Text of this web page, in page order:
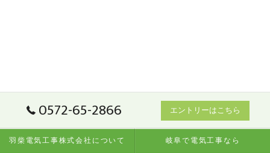
0572-65-2866 エントリーはこちら
羽柴電気工事株式会社について 岐阜で電気工事なら